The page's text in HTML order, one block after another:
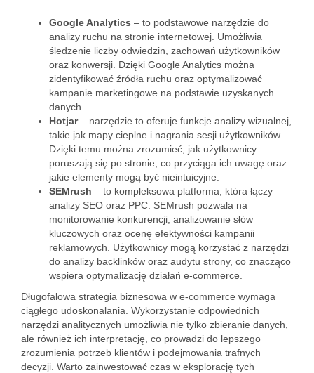
Google Analytics – to podstawowe narzędzie do
analizy ruchu na stronie internetowej. Umożliwia
śledzenie liczby odwiedzin, zachowań użytkowników
oraz konwersji. Dzięki Google Analytics można
zidentyfikować źródła ruchu oraz optymalizować
kampanie marketingowe na podstawie uzyskanych
danych.
Hotjar– narzędzie to oferuje funkcje analizy wizualnej,
takie jak mapy cieplne i nagrania sesji użytkowników.
Dzięki temu można zrozumieć, jak użytkownicy
poruszają się po stronie, co przyciąga ich uwagę oraz
jakie elementy mogą być nieintuicyjne.
SEMrush – to kompleksowa platforma, która łączy
analizy SEO oraz PPC. SEMrush pozwala na
monitorowanie konkurencji, analizowanie słów
kluczowych oraz ocenę efektywności kampanii
reklamowych. Użytkownicy mogą korzystać z narzędzi
do analizy backlinków oraz audytu strony, co znacząco
wspiera optymalizację działań e-commerce.
Długofalowa strategia biznesowa w e-commerce wymaga
ciągłego udoskonalania. Wykorzystanie odpowiednich
narzędzi analitycznych umożliwia nie tylko zbieranie danych,
ale również ich interpretację, co prowadzi do lepszego
zrozumienia potrzeb klientów i podejmowania trafnych
decyzji. Warto zainwestować czas w eksplorację tych